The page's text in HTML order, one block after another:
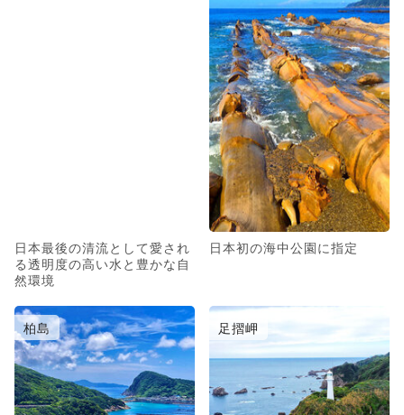
日本最後の清流として愛され
る透明度の高い水と豊かな自
然環境
日本初の海中公園に指定
柏島 足摺岬